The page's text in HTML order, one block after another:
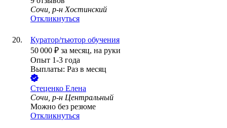
Сочи, р-н Хостинский
Откликнуться
Куратор/тьютор обучения
50 000 ₽ за месяц, на руки
Опыт 1-3 года
Выплаты: Раз в месяц
Стеценко Елена
Сочи, р-н Центральный
Можно без резюме
Откликнуться